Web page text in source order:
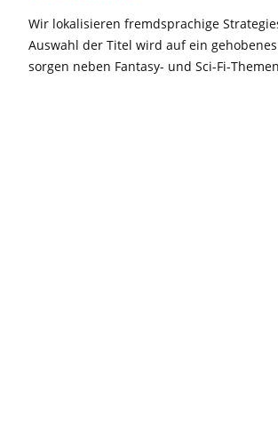
Wir lokalisieren fremdsprachige
Auswahl der Titel wird auf ein
sorgen neben Fantasy- und Sci-Fi-